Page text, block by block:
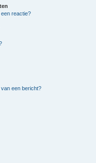
reactie?
een bericht?